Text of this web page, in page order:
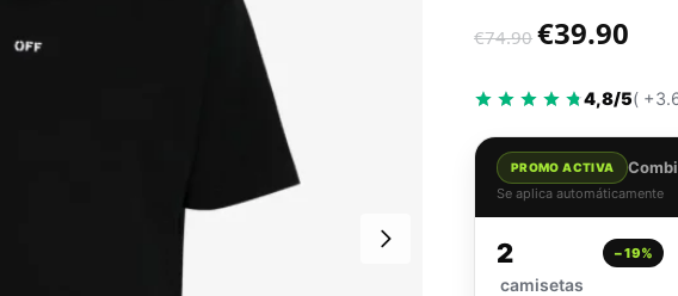
€74.90 €39.90
4,8/5(
PROMO ACTIVA
Se aplica automáticamente
2
camisetas
−19%